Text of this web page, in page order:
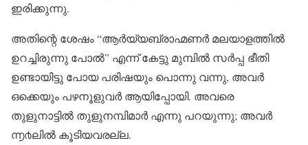
ഇരിക്കുന്നു.
അതിന്റെ ശേഷം “ആർയ്യബ്രാഹ്മണർ മലയാളത്തിൽ
ഉറച്ചിരുന്നു പോൽ” എന്ന് കേട്ടു മുമ്പിൽ സർപ്പ ഭീതി
ഉണ്ടായിട്ടു പോയ പരിഷയും പൊന്നു വന്നു, അവർ
ഒക്കെയും പഴനൂളുവർ ആയിപ്പോയി. അവരെ
തുളുനാട്ടിൽ തുളുനമ്പിമാർ എന്നു പറയുന്നു; അവർ
൬൪ലിൽ കൂടിയവരല്ല.